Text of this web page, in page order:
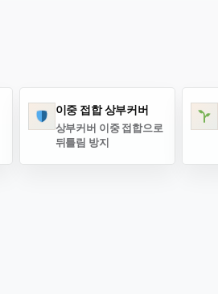
이중 접합 상부커버
상부커버 이중 접합으로
뒤틀림 방지